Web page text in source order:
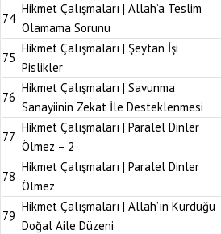
74
Hikmet Çalışmaları | Allah’a Teslim
Olamama Sorunu
75
Hikmet Çalışmaları | Şeytan İşi
Pislikler
76
Hikmet Çalışmaları | Savunma
Sanayiinin Zekat İle Desteklenmesi
77
Hikmet Çalışmaları | Paralel Dinler
Ölmez – 2
78
Hikmet Çalışmaları | Paralel Dinler
Ölmez
79
Hikmet Çalışmaları | Allah’ın Kurduğu
Doğal Aile Düzeni